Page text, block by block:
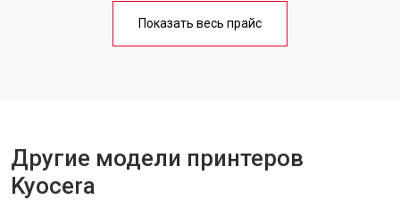
от 2600 ₽
Показать весь прайс
Другие модели принтеров
Kyocera